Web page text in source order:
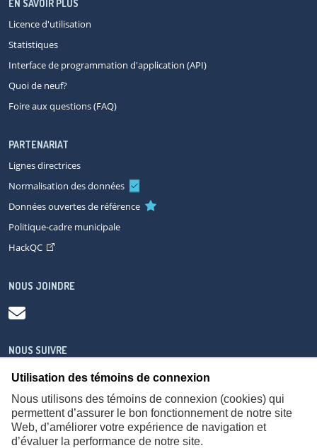
Utilisation des témoins de connexion
Nous utilisons des témoins de connexion (cookies) qui
permettent d’assurer le bon fonctionnement de notre site
Web, d’améliorer votre expérience de navigation et
d’évaluer la performance de notre site.
EN SAVOIR PLUS
Licence d'utilisation
Statistiques
Interface de programmation d'application (API)
Quoi de neuf?
Foire aux questions (FAQ)
PARTENARIAT
Lignes directrices
Normalisation des données
Données ouvertes de référence
Politique-cadre municipale
HackQC
NOUS JOINDRE
NOUS SUIVRE
À propos Accessibilité Plan du site Consignes de sécurité